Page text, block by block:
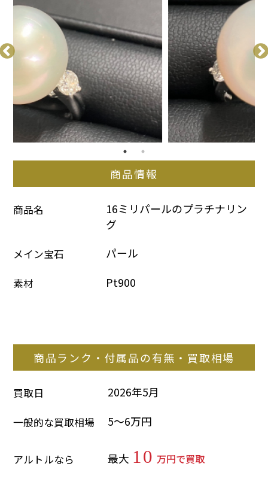
商品情報
商品名
16ミリパールのプラチナリン
グ
メイン宝石 パール
素材 Pt900
商品ランク・付属品の有無・買取相場
買取日 2026年5月
一般的な買取相場 5～6万円
アルトルなら 最大 10 万円で買取